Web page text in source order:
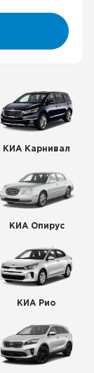
КИА Карнивал
КИА Опирус
КИА Рио